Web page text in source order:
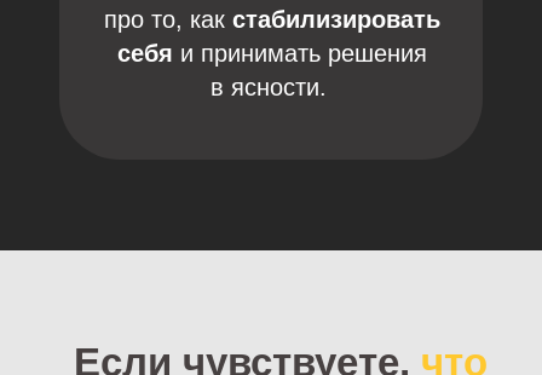
про то, как стабилизировать
себя и принимать решения
в ясности.
Если чувствуете, что